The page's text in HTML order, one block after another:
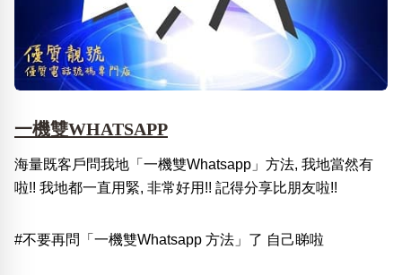
一機雙WHATSAPP
海量既客戶問我地「一機雙Whatsapp」方法, 我地當然有
啦!! 我地都一直用緊, 非常好用!! 記得分享比朋友啦!!
#不要再問「一機雙Whatsapp 方法」了 自己睇啦